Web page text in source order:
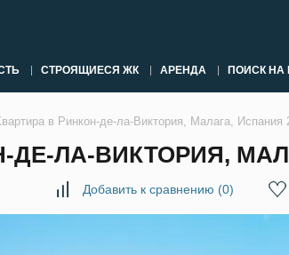
СТРОЯЩИЕСЯ ЖК АРЕНДА ПОИСК НА
в Ринкон-де-ла-Виктория, Малага,
ДЕ-ЛА-ВИКТОРИЯ,
Добавить к сравнению (0)